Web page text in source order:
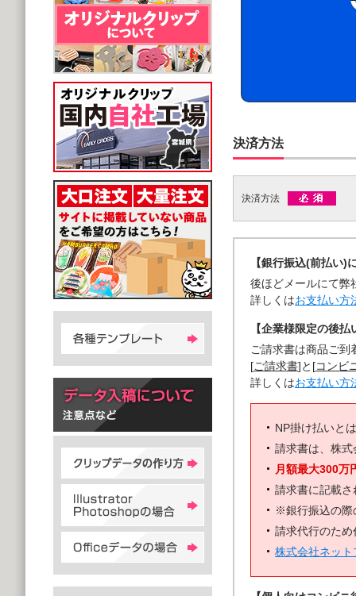
決済方法
決済方法
【銀行振込(前払い)
後ほどメールにて弊
詳しくはお支払い方
【企業様限定の後
ご請求書は商品ご到
[ご請求書]と[コンビ
詳しくはお支払い方
NP掛け払いと
請求書は、株
月額最大300万
請求書に記載
※銀行振込の際
請求代行のた
株式会社ネッ